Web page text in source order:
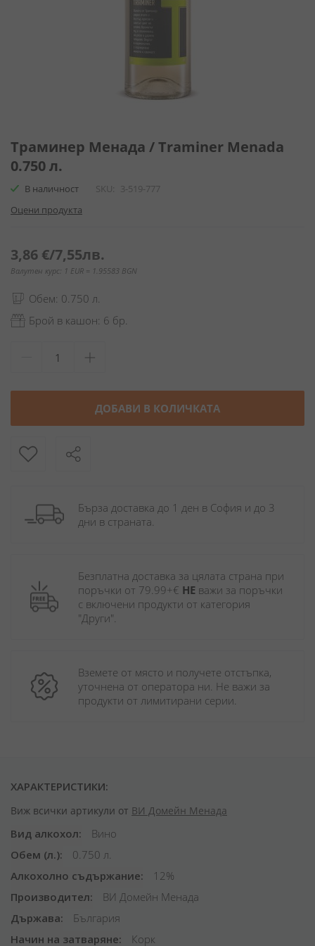
към
началото
на
галерия
снимки
Траминер Менада / Traminer Menada
0.750 л.
В наличност SKU
3-519-777
Оцени продукта
3,86 €/7,55лв.
Валутен курс: 1 EUR = 1.95583 BGN
Обем: 0.750 л.
Брой в кашон: 6 бр.
ДОБАВИ В КОЛИЧКАТА
Бърза доставка до 1 ден в София и до 3
дни в страната.
Безплатна доставка за цялата страна при
поръчки от 79.99+€ НЕ важи за поръчки
с включени продукти от категория
"Други".
Вземете от място и получете отстъпка,
уточнена от оператора ни. Не важи за
продукти от лимитирани серии.
ХАРАКТЕРИСТИКИ:
Виж всички артикули от ВИ Домейн Менада
Вид алкохол
Вино
Обем (л.)
0.750 л.
Алкохолно съдържание
12%
Производител
ВИ Домейн Менада
Държава
България
Начин на затваряне
Корк